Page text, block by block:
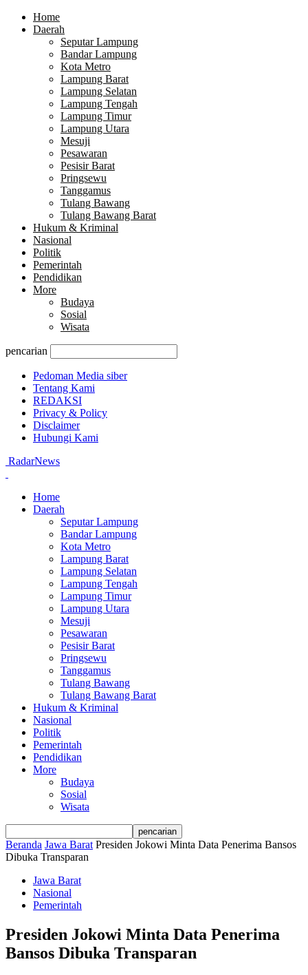
Home
Daerah
Seputar Lampung
Bandar Lampung
Kota Metro
Lampung Barat
Lampung Selatan
Lampung Tengah
Lampung Timur
Lampung Utara
Mesuji
Pesawaran
Pesisir Barat
Pringsewu
Tanggamus
Tulang Bawang
Tulang Bawang Barat
Hukum & Kriminal
Nasional
Politik
Pemerintah
Pendidikan
More
Budaya
Sosial
Wisata
pencarian
Pedoman Media siber
Tentang Kami
REDAKSI
Privacy & Policy
Disclaimer
Hubungi Kami
RadarNews
Home
Daerah
Seputar Lampung
Bandar Lampung
Kota Metro
Lampung Barat
Lampung Selatan
Lampung Tengah
Lampung Timur
Lampung Utara
Mesuji
Pesawaran
Pesisir Barat
Pringsewu
Tanggamus
Tulang Bawang
Tulang Bawang Barat
Hukum & Kriminal
Nasional
Politik
Pemerintah
Pendidikan
More
Budaya
Sosial
Wisata
Beranda Jawa Barat Presiden Jokowi Minta Data Penerima Bansos
Dibuka Transparan
Jawa Barat
Nasional
Pemerintah
Presiden Jokowi Minta Data Penerima
Bansos Dibuka Transparan